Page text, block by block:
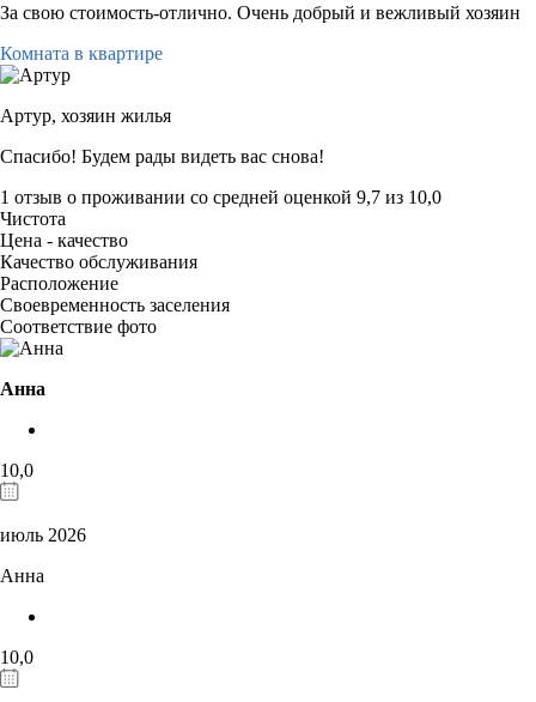
За свою стоимость-отлично. Очень добрый и вежливый хозяин
Комната в квартире
Артур, хозяин жилья
Спасибо! Будем рады видеть вас снова!
1 отзыв о проживании со средней оценкой 9,7 из 10,0
Чистота
Цена - качество
Качество обслуживания
Расположение
Своевременность заселения
Соответствие фото
Анна
10,0
июль 2026
Анна
10,0